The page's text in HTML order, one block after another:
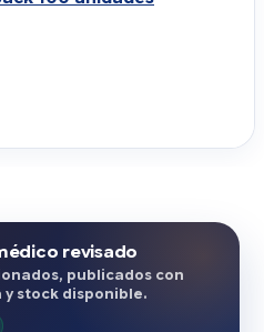
revisado
publicados con
stock disponible.